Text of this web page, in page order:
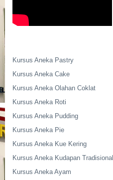
Kursus Aneka Pastry
Kursus Aneka Cake
Kursus Aneka Olahan Coklat
Kursus Aneka Roti
Kursus Aneka Pudding
Kursus Aneka Pie
Kursus Aneka Kue Kering
Kursus Aneka Kudapan Tradisional
Kursus Aneka Ayam